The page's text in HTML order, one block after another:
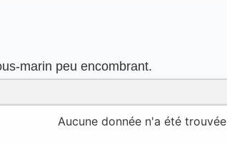
marin peu encombrant.
Aucune donnée n'a été trouvée